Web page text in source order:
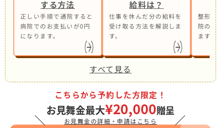
する方法
正しい手順で通院すると
病院でのお支払いが0円
になります。
給料は？
仕事を休んだ分の給料を
受け取る方法を解説しま
す。
整形外
院の併
ます。
すべて見る
＼
こちらから予約した方限定！
お見舞金最大¥20,000贈呈
お見舞金の詳細・申請はこちら ／